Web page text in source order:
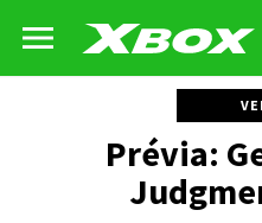
Prévia: